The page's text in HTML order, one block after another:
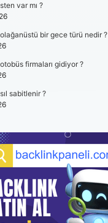
var mı ?
bir gece türü nedir ?
firmaları gidiyor ?
sabitlenir ?